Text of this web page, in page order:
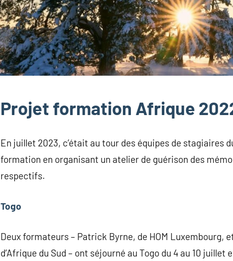
Projet formation Afrique
En juillet 2023, c’était au tour des équipes de stagiaires
formation en organisant un atelier de guérison des
respectifs.
Togo
Deux formateurs – Patrick Byrne, de HOM Luxembourg,
d’Afrique du Sud – ont séjourné au Togo du 4 au 10